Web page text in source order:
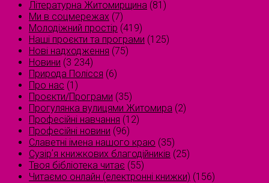
Літературна Житомирщина (81)
Ми в соцмережах (7)
Молодіжний простір (419)
Наші проєкти та програми (125)
Нові надходження (75)
Новини (3 234)
Природа Полісся (6)
Про нас (1)
Проєкти/Програми (35)
Прогулянка вулицями Житомира (2)
Професійні навчання (12)
Професійні новини (96)
Славетні імена нашого краю (35)
Сузірʼя книжкових благодійників (25)
Твоя бібліотека читає (55)
Читаємо онлайн (електронні книжки) (156)